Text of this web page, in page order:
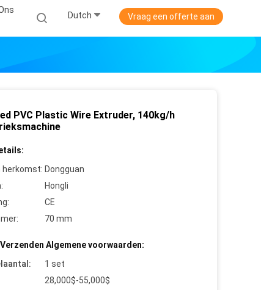
Dutch Vraag een offerte aan
PVC Plastic Wire Extruder, 140kg/h
herkomst: Dongguan
Hongli
CE
70 mm
Algemene voorwaarden:
1 set
28,000$-55,000$